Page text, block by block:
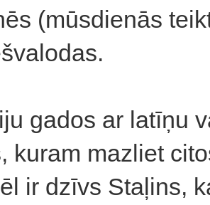
(mūsdienās
gados ar latīņu
kuram mazliet
ir dzīvs Staļins,